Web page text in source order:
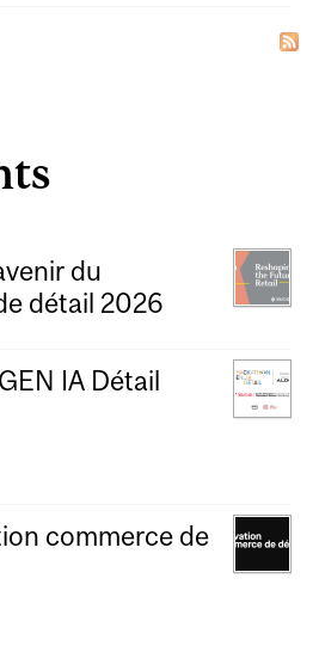
du
détail 2026
IA Détail
commerce de